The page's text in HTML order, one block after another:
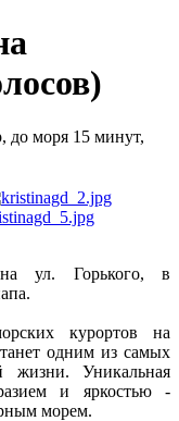
до моря 15 минут,
на ул. Горького, в
курортов на
одним из самых
жизни. Уникальная
и яркостью -
морем.